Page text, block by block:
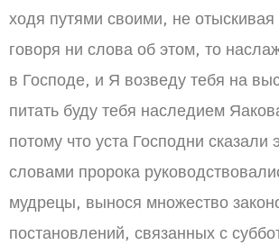
ходя путями своими, не
говоря ни слова об этом, то
в Господе, и Я возведу тебя на
питать буду тебя наследием
потому что уста Господни сказали
словами пророка
мудрецы, вынося множество
постановлений, связанных с